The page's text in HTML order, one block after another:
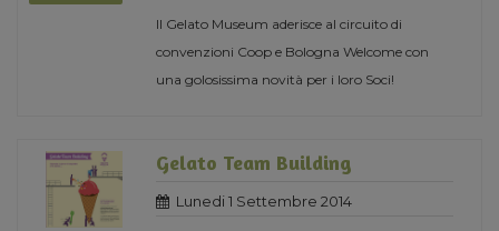
Il Gelato Museum aderisce al circuito di
convenzioni Coop e Bologna Welcome con
una golosissima novità per i loro Soci!
Gelato Team Building
Lunedi 1 Settembre 2014